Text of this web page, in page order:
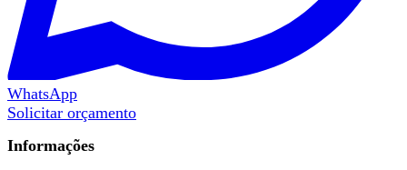
WhatsApp
Solicitar orçamento
Informações